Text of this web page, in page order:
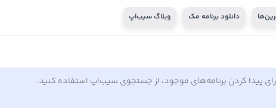
دانلود برنامه مک وبلاگ سیب‌اپ
پیدا کردن برنامه‌های موجود، از جستجوی سیب‌اپ استفاده کنید.